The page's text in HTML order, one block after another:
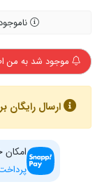
موجود شد به من
ارسال رایگان برای